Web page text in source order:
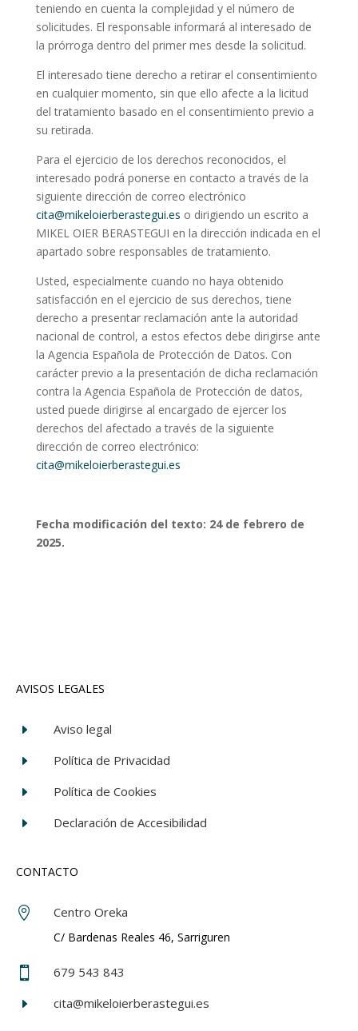
teniendo en cuenta la complejidad y el número de
solicitudes. El responsable informará al interesado de
la prórroga dentro del primer mes desde la solicitud.
El interesado tiene derecho a retirar el consentimiento
en cualquier momento, sin que ello afecte a la licitud
del tratamiento basado en el consentimiento previo a
su retirada.
Para el ejercicio de los derechos reconocidos, el
interesado podrá ponerse en contacto a través de la
siguiente dirección de correo electrónico
cita@mikeloierberastegui.es o dirigiendo un escrito a
MIKEL OIER BERASTEGUI en la dirección indicada en el
apartado sobre responsables de tratamiento.
Usted, especialmente cuando no haya obtenido
satisfacción en el ejercicio de sus derechos, tiene
derecho a presentar reclamación ante la autoridad
nacional de control, a estos efectos debe dirigirse ante
la Agencia Española de Protección de Datos. Con
carácter previo a la presentación de dicha reclamación
contra la Agencia Española de Protección de datos,
usted puede dirigirse al encargado de ejercer los
derechos del afectado a través de la siguiente
dirección de correo electrónico:
cita@mikeloierberastegui.es
Fecha modificación del texto: 24 de febrero de
2025.
AVISOS LEGALES
E
Aviso legal
E
Política de Privacidad
E
Política de Cookies
E
Declaración de Accesibilidad
CONTACTO
 Centro Oreka
C/ Bardenas Reales 46, Sarriguren

679 543 843
E
cita@mikeloierberastegui.es